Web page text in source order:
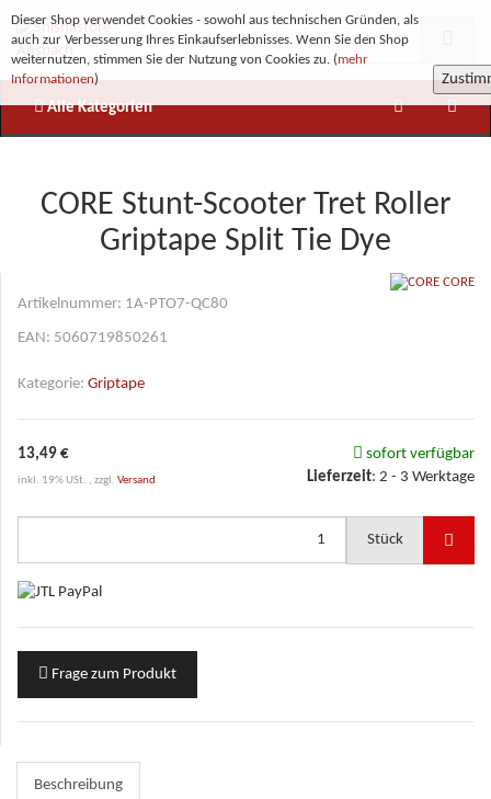
Alle Kategorien
CORE Stunt-Scooter Tret Roller
Griptape Split Tie Dye
CORE
Artikelnummer: 1A-PTO7-QC80
EAN: 5060719850261
Kategorie: Griptape
13,49 €
inkl. 19% USt. , zzgl. Versand
sofort verfügbar
Lieferzeit: 2 - 3 Werktage
Stück
Frage zum Produkt
Beschreibung
Dieser Shop verwendet Cookies - sowohl aus technischen Gründen, als
auch zur Verbesserung Ihres Einkaufserlebnisses. Wenn Sie den Shop
weiternutzen, stimmen Sie der Nutzung von Cookies zu. (mehr
Informationen)